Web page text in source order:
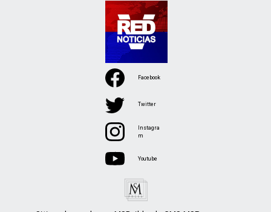
Facebook
Twitter
Instagra
m
Youtube